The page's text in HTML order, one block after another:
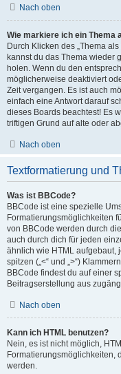
Nach oben
Wie markiere ich ein Thema
Durch Klicken des „Thema
kannst du das Thema wieder
holen. Wenn du den
möglicherweise deaktiviert
Zeit vergangen. Es ist auch
einfach eine Antwort darauf
dieses Boards beachtest! Es
triftigen Grund auf alte oder
Nach oben
Textformatierung und
Was ist BBCode?
BBCode ist eine spezielle
Formatierungsmöglichkeiten
von BBCode werden durch
auch durch dich für jeden
ähnlich wie HTML aufgebaut,
spitzen („<“ und „>“)
BBCode findest du auf einer
Beitragserstellung aus
Nach oben
Kann ich HTML benutzen?
Nein, es ist nicht möglich,
Formatierungsmöglichkeiten,
werden.